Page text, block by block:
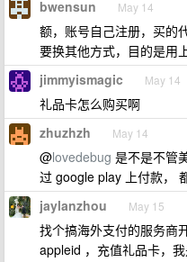
bwensun May 14
额，账号自己注册，买的
要换其他方式，目的是用上
jimmyismagic May 14
礼品卡怎么购买啊
zhuzhzh May 14
@lovedebug 是不是不管
过 google play 上付款，
jaylanzhou May 15
找个搞海外支付的服务商
appleid ，充值礼品卡，